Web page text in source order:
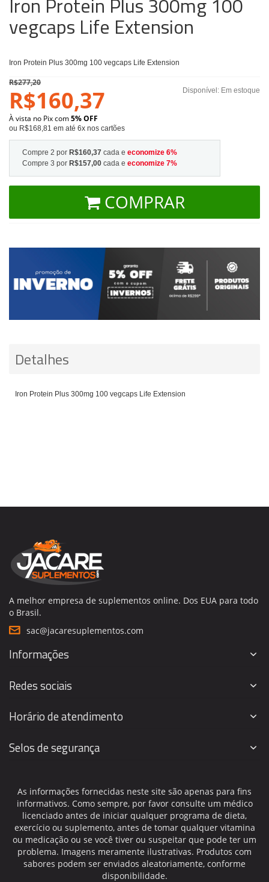
vegcaps Life Extension
Iron Protein Plus 300mg 100 vegcaps Life Extension
Disponível: Em estoque
R$277,20
R$160,37
À vista no Pix com5% OFF
ou R$168,81 em até 6x nos cartões
Compre 2 por R$160,37 cada e economize 6%
Compre 3 por R$157,00 cada e economize 7%
COMPRAR
Detalhes
Iron Protein Plus 300mg 100 vegcaps Life Extension
A melhor empresa de suplementos online. Dos EUA para todo
o Brasil.
sac@jacaresuplementos.com
Informações
Redes sociais
Horário de atendimento
Selos de segurança
As informações fornecidas neste site são apenas para fins
informativos. Como sempre, por favor consulte um médico
licenciado antes de iniciar qualquer programa de dieta,
exercício ou suplemento, antes de tomar qualquer vitamina
ou medicação ou se você tiver ou suspeitar que pode ter um
problema. Imagens meramente ilustrativas. Produtos com
sabores podem ser enviados aleatoriamente, conforme
disponibilidade.